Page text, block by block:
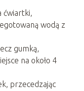
ćwiartki,
wodą z
gumką,
na około 4
przecedzając